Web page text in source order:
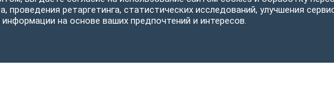
проведения ретаргетинга, статистических исследований, улучшения
на основе ваших предпочтений и интересов.